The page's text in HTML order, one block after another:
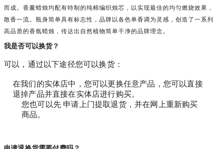
而成。香薰蜡烛均配有特制的纯棉编织烛芯，以实现最佳的均匀燃烧效果，
散香一流。瓶身简单具有标志性，品牌以各色单香调为灵感，创造了一系列
高品质的香氛蜡烛，传达出自然植物简单干净的品牌理念。
我是否可以换货？
可以，通过以下途径您可以换货：
在我们的实体店中，您可以更换任意产品，您可以直接
退掉产品并直接在实体店进行购买。
您也可以先 申请上门提取退货，并在网上重新购买
商品。